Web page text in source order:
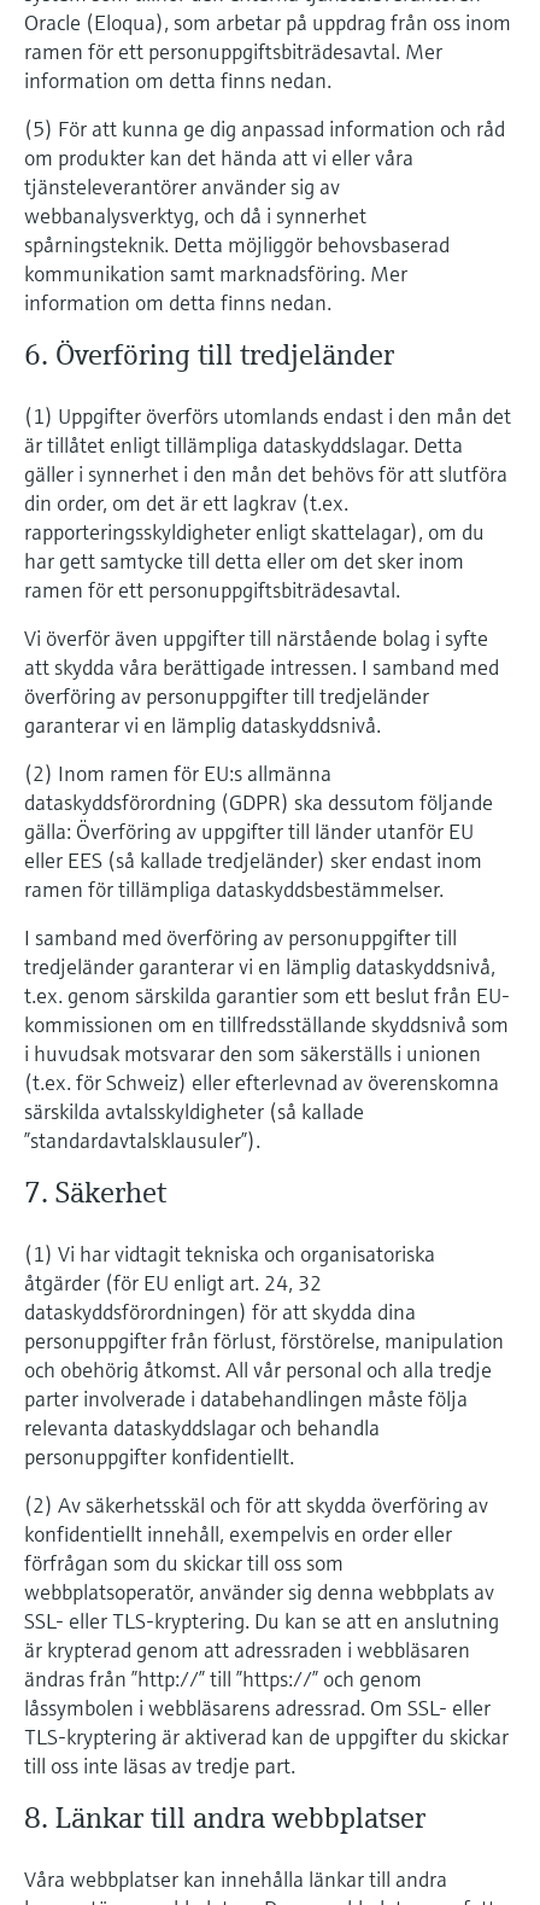
Oracle (Eloqua), som arbetar på uppdrag från oss inom
ramen för ett personuppgiftsbiträdesavtal. Mer
information om detta finns nedan.
(5) För att kunna ge dig anpassad information och råd
om produkter kan det hända att vi eller våra
tjänsteleverantörer använder sig av
webbanalysverktyg, och då i synnerhet
spårningsteknik. Detta möjliggör behovsbaserad
kommunikation samt marknadsföring. Mer
information om detta finns nedan.
6. Överföring till tredjeländer
(1) Uppgifter överförs utomlands endast i den mån det
är tillåtet enligt tillämpliga dataskyddslagar. Detta
gäller i synnerhet i den mån det behövs för att slutföra
din order, om det är ett lagkrav (t.ex.
rapporteringsskyldigheter enligt skattelagar), om du
har gett samtycke till detta eller om det sker inom
ramen för ett personuppgiftsbiträdesavtal.
Vi överför även uppgifter till närstående bolag i syfte
att skydda våra berättigade intressen. I samband med
överföring av personuppgifter till tredjeländer
garanterar vi en lämplig dataskyddsnivå.
(2) Inom ramen för EU:s allmänna
dataskyddsförordning (GDPR) ska dessutom följande
gälla: Överföring av uppgifter till länder utanför EU
eller EES (så kallade tredjeländer) sker endast inom
ramen för tillämpliga dataskyddsbestämmelser.
I samband med överföring av personuppgifter till
tredjeländer garanterar vi en lämplig dataskyddsnivå,
t.ex. genom särskilda garantier som ett beslut från EU-
kommissionen om en tillfredsställande skyddsnivå som
i huvudsak motsvarar den som säkerställs i unionen
(t.ex. för Schweiz) eller efterlevnad av överenskomna
särskilda avtalsskyldigheter (så kallade
”standardavtalsklausuler”).
7. Säkerhet
(1) Vi har vidtagit tekniska och organisatoriska
åtgärder (för EU enligt art. 24, 32
dataskyddsförordningen) för att skydda dina
personuppgifter från förlust, förstörelse, manipulation
och obehörig åtkomst. All vår personal och alla tredje
parter involverade i databehandlingen måste följa
relevanta dataskyddslagar och behandla
personuppgifter konfidentiellt.
(2) Av säkerhetsskäl och för att skydda överföring av
konfidentiellt innehåll, exempelvis en order eller
förfrågan som du skickar till oss som
webbplatsoperatör, använder sig denna webbplats av
SSL- eller TLS-kryptering. Du kan se att en anslutning
är krypterad genom att adressraden i webbläsaren
ändras från ”http://” till ”https://” och genom
låssymbolen i webbläsarens adressrad. Om SSL- eller
TLS-kryptering är aktiverad kan de uppgifter du skickar
till oss inte läsas av tredje part.
8. Länkar till andra webbplatser
Våra webbplatser kan innehålla länkar till andra